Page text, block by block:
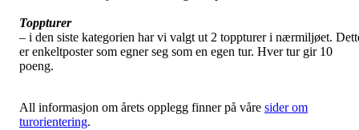
Toppturer
– i den siste kategorien har vi valgt ut 2 toppturer i nærmiljøet.
er enkeltposter som egner seg som en egen tur. Hver tur gir 10
poeng.
All informasjon om årets opplegg finner på våre sider om
turorientering.